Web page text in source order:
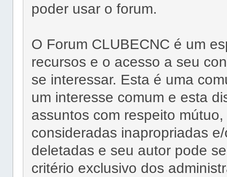
poder usar o forum.
O Forum CLUBECNC é um
recursos e o acesso a seu
se interessar. Esta é uma
um interesse comum e esta
assuntos com respeito
consideradas inapropriadas
deletadas e seu autor pode
critério exclusivo dos